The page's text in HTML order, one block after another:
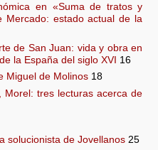
en «Suma de tratos y
Mercado: estado actual de la
de San Juan: vida y obra en
la España del siglo XVI 16
Miguel de Molinos 18
Morel: tres lecturas acerca de
solucionista de Jovellanos 25